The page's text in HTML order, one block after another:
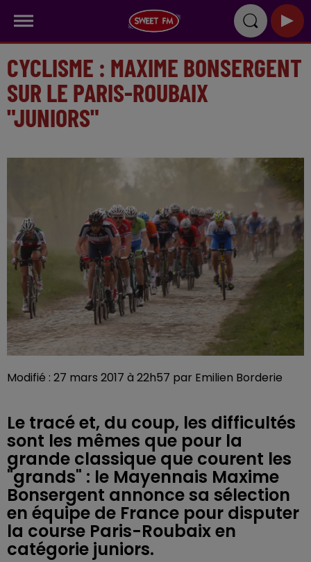
CYCLISME : MAXIME BONSERGENT
SUR LE PARIS-ROUBAIX
"JUNIORS"
Modifié : 27 mars 2017 à 22h57 par Emilien Borderie
Le tracé et, du coup, les difficultés
sont les mêmes que pour la
grande classique que courent les
"grands" : le Mayennais Maxime
Bonsergent annonce sa sélection
en équipe de France pour disputer
la course Paris-Roubaix en
catégorie juniors.